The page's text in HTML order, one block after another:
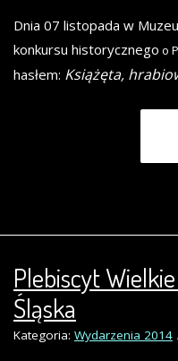
Dnia 07 listopada w
konkursu historycznego o
hasłem: Książęta,
Plebiscyt
Śląska
Kategoria: Wydarzenia 2014